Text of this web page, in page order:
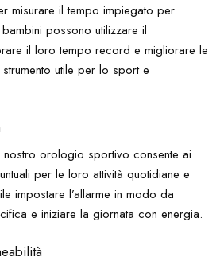
misurare il tempo impiegato per
bambini possono utilizzare il
il loro tempo record e migliorare le
utile per lo sport e
nostro orologio sportivo consente ai
per le loro attività quotidiane e
impostare l’allarme in modo da
e iniziare la giornata con energia.